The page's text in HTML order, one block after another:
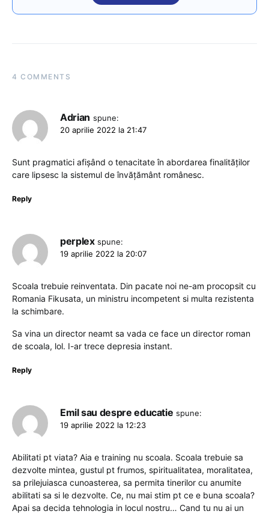
4 COMMENTS
Adrian spune:
20 aprilie 2022 la 21:47
Sunt pragmatici afișând o tenacitate în abordarea finalităților
care lipsesc la sistemul de învățământ românesc.
Reply
perplex spune:
19 aprilie 2022 la 20:07
Scoala trebuie reinventata. Din pacate noi ne-am procopsit cu
Romania Fikusata, un ministru incompetent si multa rezistenta
la schimbare.
Sa vina un director neamt sa vada ce face un director roman
de scoala, lol. I-ar trece depresia instant.
Reply
Emil sau despre educatie spune:
19 aprilie 2022 la 12:23
Abilitati pt viata? Aia e training nu scoala. Scoala trebuie sa
dezvolte mintea, gustul pt frumos, spiritualitatea, moralitatea,
sa prilejuiasca cunoasterea, sa permita tinerilor cu anumite
abilitati sa si le dezvolte. Ce, nu mai stim pt ce e buna scoala?
Apai sa decida tehnologia in locul nostru… Cand tu nu ai un